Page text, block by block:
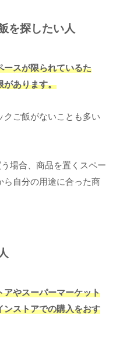
を探したい人
ースが限られているた
があります。
クご飯がないことも多い
場合、商品を置くスペー
ら自分の用途に合った商
アやスーパーマーケット
ンストアでの購入をおす